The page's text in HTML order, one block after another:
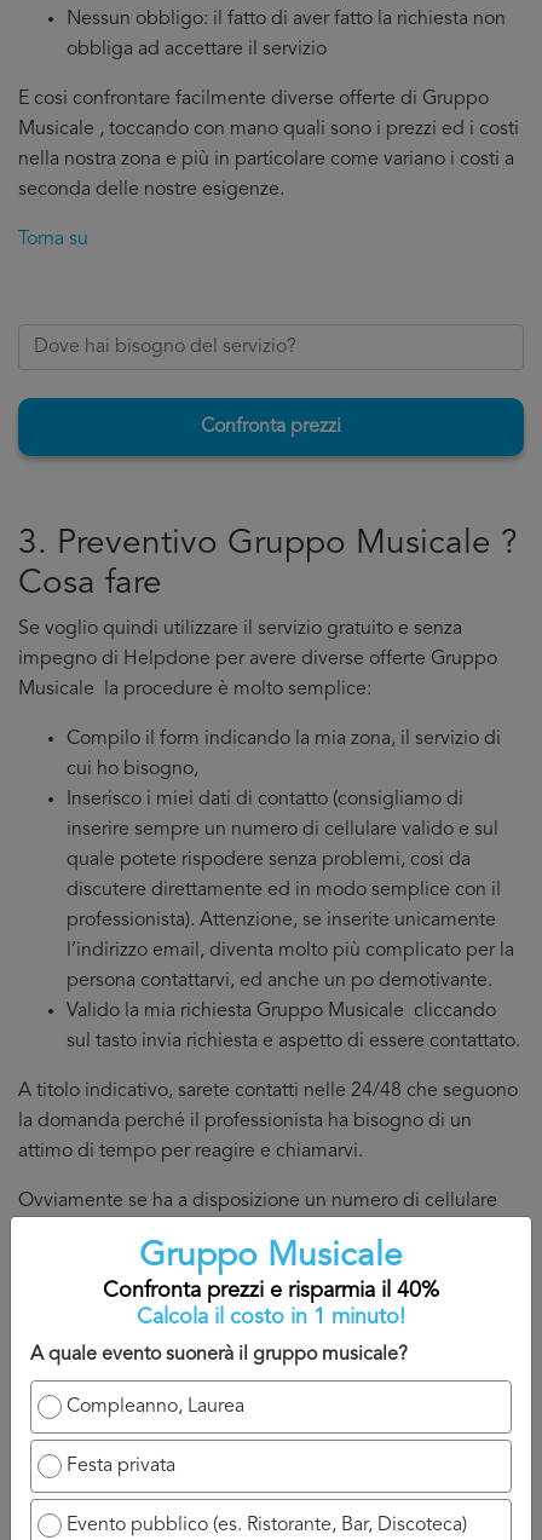
Nessun obbligo: il fatto di aver fatto la richiesta non
obbliga ad accettare il servizio
E cosi confrontare facilmente diverse offerte di Gruppo
Musicale , toccando con mano quali sono i prezzi ed i costi
nella nostra zona e più in particolare come variano i costi a
seconda delle nostre esigenze.
Torna su
Confronta prezzi
3. Preventivo Gruppo Musicale ?
Cosa fare
Se voglio quindi utilizzare il servizio gratuito e senza
impegno di Helpdone per avere diverse offerte Gruppo
Musicale la procedure è molto semplice:
Compilo il form indicando la mia zona, il servizio di
cui ho bisogno,
Inserisco i miei dati di contatto (consigliamo di
inserire sempre un numero di cellulare valido e sul
quale potete rispodere senza problemi, cosi da
discutere direttamente ed in modo semplice con il
professionista). Attenzione, se inserite unicamente
l’indirizzo email, diventa molto più complicato per la
persona contattarvi, ed anche un po demotivante.
Valido la mia richiesta Gruppo Musicale cliccando
sul tasto invia richiesta e aspetto di essere contattato.
A titolo indicativo, sarete contatti nelle 24/48 che seguono
la domanda perché il professionista ha bisogno di un
attimo di tempo per reagire e chiamarvi.
Ovviamente se ha a disposizione un numero di cellulare
invece siete nell’attesa di un’email, aspettatevi ad un
tempo di attesa un po più lungo perché dovrà formalizzare
la risposta per Gruppo Musicale .
Torna su
Gruppo Musicale
Confronta prezzi e risparmia il 40%
Calcola il costo in 1 minuto!
A quale evento suonerà il gruppo musicale?
Compleanno, Laurea
Festa privata
Evento pubblico (es. Ristorante, Bar, Discoteca)